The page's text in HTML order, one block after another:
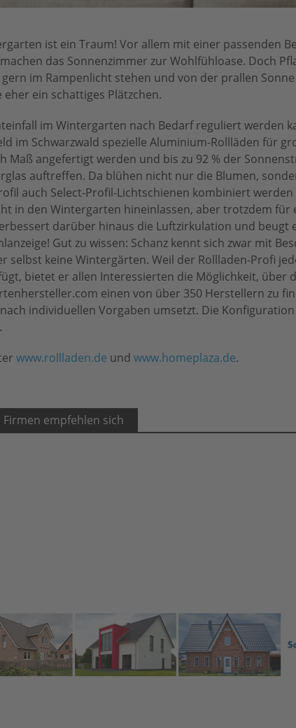
ist ein Traum! Vor allem mit einer passenden
das Sonnenzimmer zur Wohlfühloase. Doch
im Rampenlicht stehen und von der prallen
ein schattiges Plätzchen.
im Wintergarten nach Bedarf reguliert werden
im Schwarzwald spezielle Aluminium-Rollläden für
Maß angefertigt werden und bis zu 92 % der
auftreffen. Da blühen nicht nur die Blumen,
auch Select-Profil-Lichtschienen kombiniert
in den Wintergarten hineinlassen, aber trotzdem für
darüber hinaus die Luftzirkulation und beugt
Gut zu wissen: Schanz kennt sich zwar mit
selbst keine Wintergärten. Weil der Rollladen-Profi
bietet er allen Interessierten die Möglichkeit, über
einen von über 350 Herstellern zu
individuellen Vorgaben umsetzt. Die
www.rollladen.de und www.homeplaza.de.
empfehlen sich